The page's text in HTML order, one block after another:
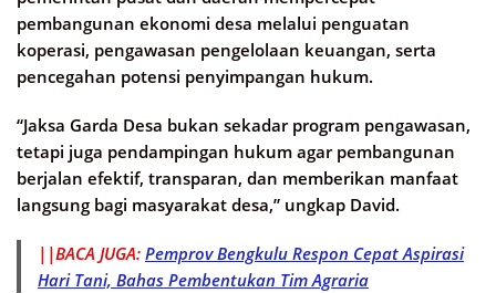
pembangunan ekonomi desa melalui penguatan
koperasi, pengawasan pengelolaan keuangan, serta
pencegahan potensi penyimpangan hukum.
“Jaksa Garda Desa bukan sekadar program pengawasan,
tetapi juga pendampingan hukum agar pembangunan
berjalan efektif, transparan, dan memberikan manfaat
langsung bagi masyarakat desa,” ungkap David.
||BACA JUGA: Pemprov Bengkulu Respon Cepat Aspirasi
Hari Tani, Bahas Pembentukan Tim Agraria